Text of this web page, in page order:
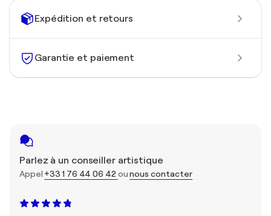
Expédition et retours
Garantie et paiement
Parlez à un conseiller artistique
Appel +33 1 76 44 06 42 ounous contacter